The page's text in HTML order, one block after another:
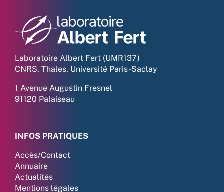
Laboratoire Albert Fert (UMR137)
CNRS, Thales, Université Paris-Saclay
1 Avenue Augustin Fresnel
91120 Palaiseau
INFOS PRATIQUES
Accès/Contact
Annuaire
Actualités
Mentions légales